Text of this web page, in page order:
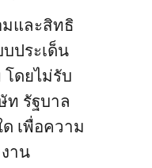
มและสิทธิ
ประเด็น
โดยไม่รับ
ท รัฐบาล
เพื่อความ
าน